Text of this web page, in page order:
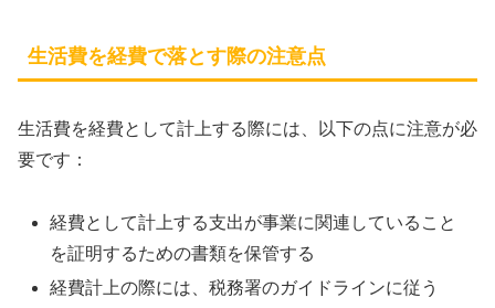
生活費を経費で落とす際の注意点
生活費を経費として計上する際には、以下の点に注意が必
要です：
経費として計上する支出が事業に関連していること
を証明するための書類を保管する
経費計上の際には、税務署のガイドラインに従う